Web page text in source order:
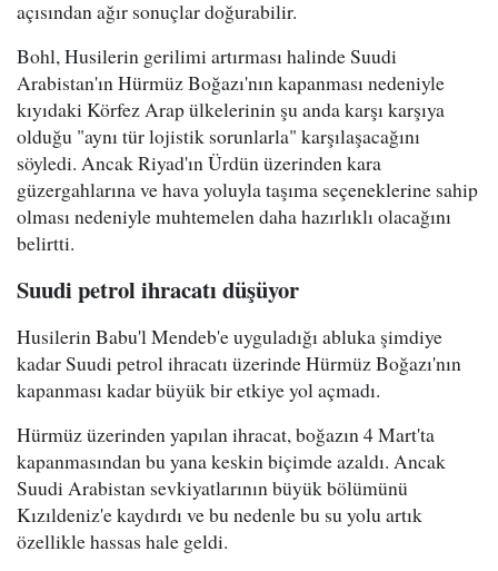
açısından ağır sonuçlar doğurabilir.
Bohl, Husilerin gerilimi artırması halinde Suudi
Arabistan'ın Hürmüz Boğazı'nın kapanması nedeniyle
kıyıdaki Körfez Arap ülkelerinin şu anda karşı karşıya
olduğu "aynı tür lojistik sorunlarla" karşılaşacağını
söyledi. Ancak Riyad'ın Ürdün üzerinden kara
güzergahlarına ve hava yoluyla taşıma seçeneklerine sahip
olması nedeniyle muhtemelen daha hazırlıklı olacağını
belirtti.
Suudi petrol ihracatı düşüyor
Husilerin Babu'l Mendeb'e uyguladığı abluka şimdiye
kadar Suudi petrol ihracatı üzerinde Hürmüz Boğazı'nın
kapanması kadar büyük bir etkiye yol açmadı.
Hürmüz üzerinden yapılan ihracat, boğazın 4 Mart'ta
kapanmasından bu yana keskin biçimde azaldı. Ancak
Suudi Arabistan sevkiyatlarının büyük bölümünü
Kızıldeniz'e kaydırdı ve bu nedenle bu su yolu artık
özellikle hassas hale geldi.